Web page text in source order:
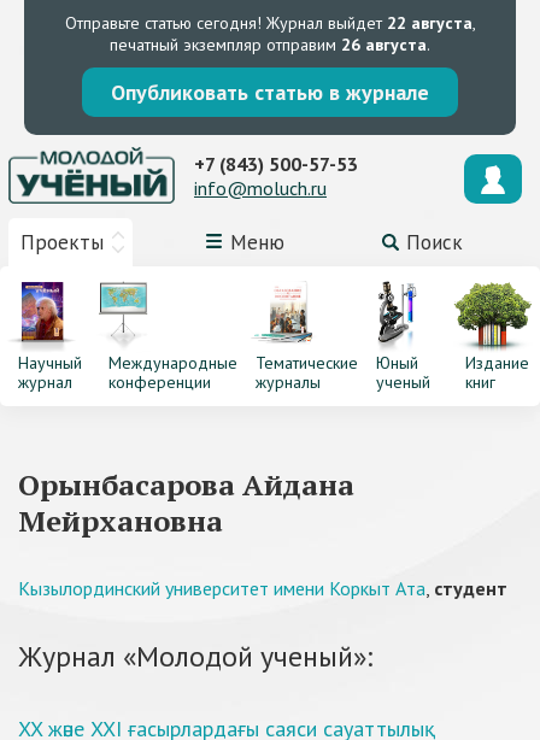
Отправьте статью сегодня! Журнал выйдет 22 августа,
печатный экземпляр отправим 26 августа.
Опубликовать статью в журнале
Проекты Меню Поиск
+7 (843) 500-57-53
info@moluch.ru
Научный
журнал
Международные
конференции
Тематические
журналы
Юный
ученый
Издание
книг
Орынбасарова Айдана
Мейрхановна
Кызылординский университет имени Коркыт Ата, студент
Журнал «Молодой ученый»:
XX және XXI ғасырлардағы саяси сауаттылық